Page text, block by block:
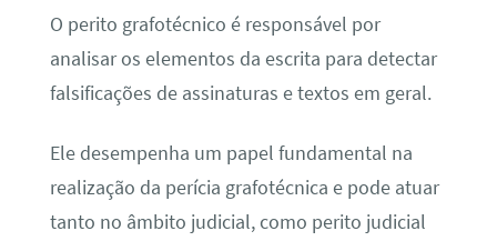
O perito grafotécnico é responsável por
analisar os elementos da escrita para detectar
falsificações de assinaturas e textos em geral.
Ele desempenha um papel fundamental na
realização da perícia grafotécnica e pode atuar
tanto no âmbito judicial, como perito judicial